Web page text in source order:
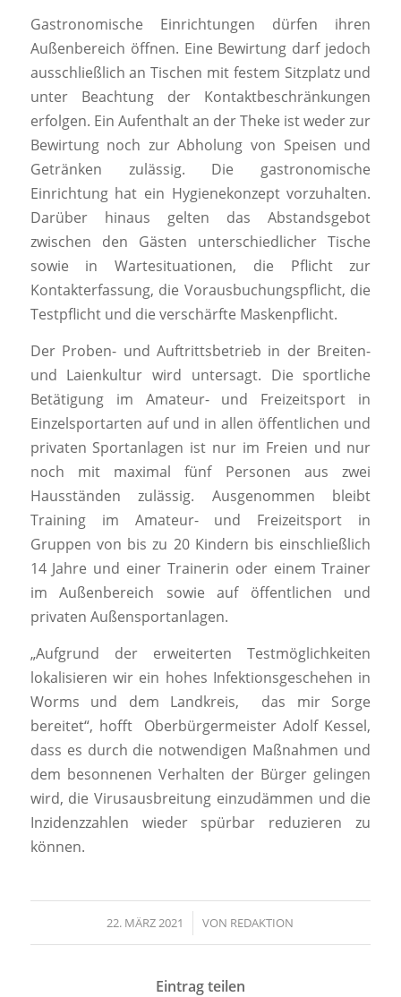
Gastronomische Einrichtungen dürfen ihren
Außenbereich öffnen. Eine Bewirtung darf jedoch
ausschließlich an Tischen mit festem Sitzplatz und
unter Beachtung der Kontaktbeschränkungen
erfolgen. Ein Aufenthalt an der Theke ist weder zur
Bewirtung noch zur Abholung von Speisen und
Getränken zulässig. Die gastronomische
Einrichtung hat ein Hygienekonzept vorzuhalten.
Darüber hinaus gelten das Abstandsgebot
zwischen den Gästen unterschiedlicher Tische
sowie in Wartesituationen, die Pflicht zur
Kontakterfassung, die Vorausbuchungspflicht, die
Testpflicht und die verschärfte Maskenpflicht.
Der Proben- und Auftrittsbetrieb in der Breiten-
und Laienkultur wird untersagt. Die sportliche
Betätigung im Amateur- und Freizeitsport in
Einzelsportarten auf und in allen öffentlichen und
privaten Sportanlagen ist nur im Freien und nur
noch mit maximal fünf Personen aus zwei
Hausständen zulässig. Ausgenommen bleibt
Training im Amateur- und Freizeitsport in
Gruppen von bis zu 20 Kindern bis einschließlich
14 Jahre und einer Trainerin oder einem Trainer
im Außenbereich sowie auf öffentlichen und
privaten Außensportanlagen.
„Aufgrund der erweiterten Testmöglichkeiten
lokalisieren wir ein hohes Infektionsgeschehen in
Worms und dem Landkreis, das mir Sorge
bereitet“, hofft Oberbürgermeister Adolf Kessel,
dass es durch die notwendigen Maßnahmen und
dem besonnenen Verhalten der Bürger gelingen
wird, die Virusausbreitung einzudämmen und die
Inzidenzzahlen wieder spürbar reduzieren zu
können.
22. MÄRZ 2021
/ VON REDAKTION
Eintrag teilen